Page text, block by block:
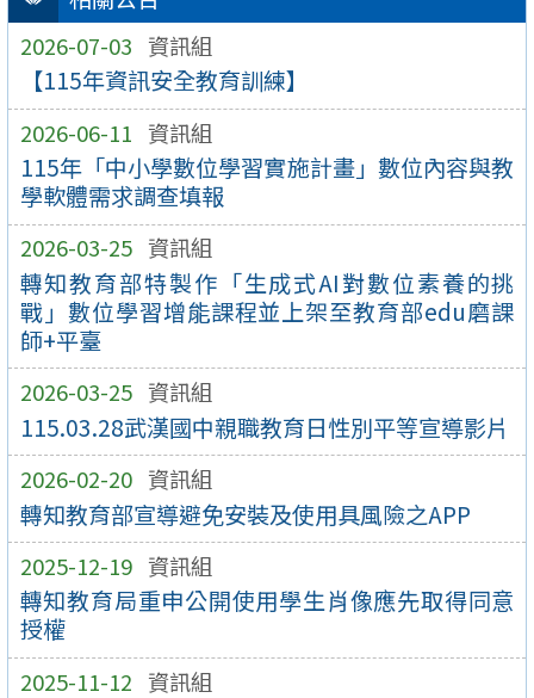
2026-07-03 資訊組
【115年資訊安全教育訓練】
2026-06-11 資訊組
115年「中小學數位學習實施計畫」數位內容與教
學軟體需求調查填報
2026-03-25 資訊組
轉知教育部特製作「生成式AI對數位素養的挑
戰」數位學習增能課程並上架至教育部edu磨課
師+平臺
2026-03-25 資訊組
115.03.28武漢國中親職教育日性別平等宣導影片
2026-02-20 資訊組
轉知教育部宣導避免安裝及使用具風險之APP
2025-12-19 資訊組
轉知教育局重申公開使用學生肖像應先取得同意
授權
2025-11-12 資訊組